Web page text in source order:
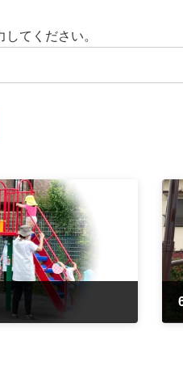
してください。